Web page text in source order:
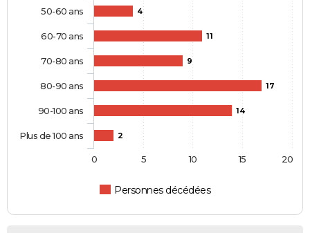
4
11
9
17
14
2
Personnes décédées
50-60 ans
60-70 ans
70-80 ans
80-90 ans
90-100 ans
Plus de 100 ans
0 5 10 15 20